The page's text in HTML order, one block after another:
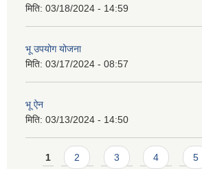
मिति: 03/18/2024 - 14:59
भू उपयोग योजना
मिति: 03/17/2024 - 08:57
भू ऐन
मिति: 03/13/2024 - 14:50
Pages
1 2 3 4 5